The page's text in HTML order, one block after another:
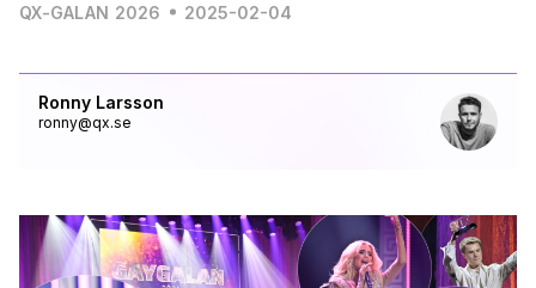
Ronny Larsson
ronny@qx.se
QX-GALAN 2026 2025-02-04